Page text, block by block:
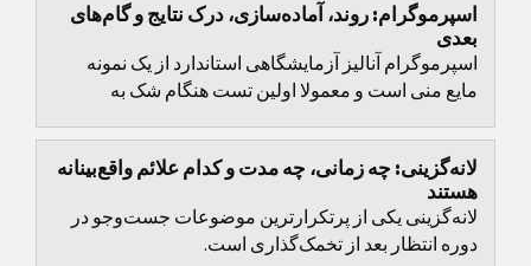
اسپرموگرام: روند، آماده‌سازی، درک نتایج و گام‌های
بعدی
اسپرموگرام آنالیز آزمایشگاهی استاندارد از یک نمونه
مایع منی است و معمولا اولین تست هنگام شک به
لانه‌گزینی: چه زمانی، چه مدت و کدام علائم واقع‌بینانه
هستند
لانه‌گزینی یکی از پرتکرارترین موضوعات جست‌وجو در
دوره انتظار بعد از تخمک‌گذاری است.